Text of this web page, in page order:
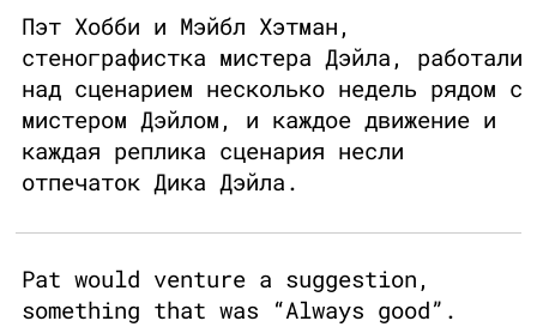
Пэт Хобби и Мэйбл Хэтман,
стенографистка мистера Дэйла, работали
над сценарием несколько недель рядом с
мистером Дэйлом, и каждое движение и
каждая реплика сценария несли
отпечаток Дика Дэйла.
Pat would venture a suggestion,
something that was “Always good”.